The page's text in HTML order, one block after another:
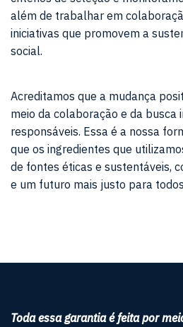
além de trabalhar em
iniciativas que promovem a
social.
Acreditamos que a mudança
meio da colaboração e da busca
responsáveis. Essa é a nossa
que os ingredientes que
de fontes éticas e sustentáveis,
e um futuro mais justo para
Toda essa garantia é feita por